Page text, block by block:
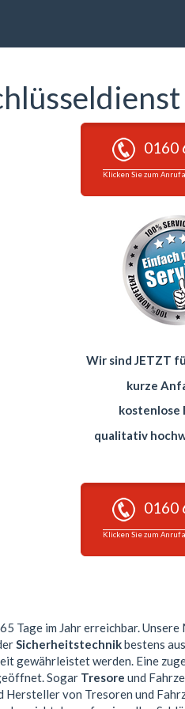
0160
Klicken Sie zum Anruf
Wir sind JETZT
kurze
kostenlose
qualitativ
0160
Klicken Sie zum Anruf
Tage im Jahr erreichbar.
Sicherheitstechnikbestens
gewährleistet werden. Eine
Sogar Tresore und
von Tresoren und